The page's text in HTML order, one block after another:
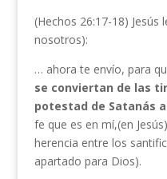
(Hechos 26:17-18) Jesús
nosotros):
… ahora te envío, para
se conviertan de las
potestad de Satanás
fe que es en mí,(en
herencia entre los
apartado para Dios).